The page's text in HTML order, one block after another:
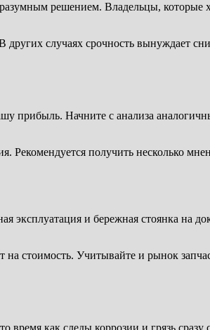
решением. Владельцы, которые
случаях срочность вынуждает
прибыль. Начните с анализа
получить несколько
эксплуатация и бережная стоянка на
стоимость. Учитывайте и рынок